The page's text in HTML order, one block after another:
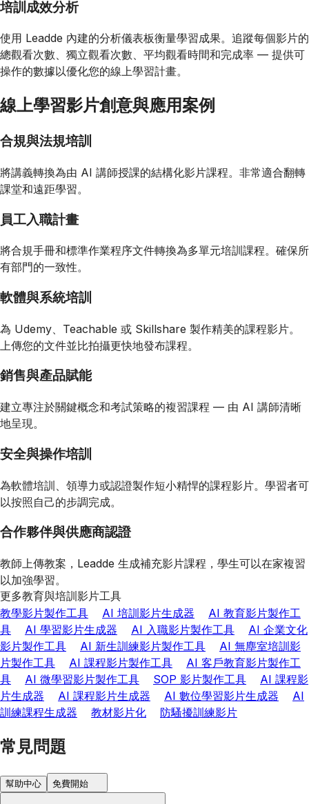
培訓成效分析
使用 Leadde 內建的分析儀表板衡量學習成果。追蹤每個影片的
總觀看次數、獨立觀看次數、平均觀看時間和完成率 — 提供可
操作的數據以優化您的線上學習計畫。
線上學習影片創意與應用案例
合規與法規培訓
將講義轉換為由 AI 講師授課的結構化影片課程。非常適合翻轉
課堂和遠距學習。
員工入職計畫
將合規手冊和標準作業程序文件轉換為多單元培訓課程。確保所
有部門的一致性。
軟體與系統培訓
為 Udemy、Teachable 或 Skillshare 製作精美的課程影片。
上傳您的文件並比拍攝更快地發布課程。
銷售與產品賦能
建立專注於關鍵概念和考試策略的複習課程 — 由 AI 講師清晰
地呈現。
安全與操作培訓
為軟體培訓、領導力或認證製作短小精悍的課程影片。學習者可
以按照自己的步調完成。
合作夥伴與供應商認證
教師上傳教案，Leadde 生成補充影片課程，學生可以在家複習
以加強學習。
更多教育與培訓影片工具
教學影片製作工具 AI 培訓影片生成器
AI 教育影片製作工
具
AI 學習影片生成器 AI 入職影片製作工具
AI 企業文化
影片製作工具
AI 新生訓練影片製作工具
AI 無塵室培訓影
片製作工具
AI 課程影片製作工具
AI 客戶教育影片製作工
具
AI 微學習影片製作工具 SOP 影片製作工具
AI 課程影
片生成器
AI 課程影片生成器 AI 數位學習影片生成器
AI
訓練課程生成器
教材影片化 防騷擾訓練影片
常見問題
幫助中心 免費開始